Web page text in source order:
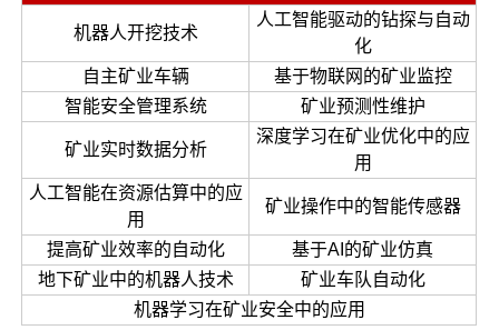
机器人开挖技术
人工智能驱动的钻探与自动
化
自主矿业车辆
基于物联网的矿业监控
智能安全管理系统
矿业预测性维护
矿业实时数据分析
深度学习在矿业优化中的应
用
人工智能在资源估算中的应
用
矿业操作中的智能传感器
提高矿业效率的自动化
基于AI的矿业仿真
地下矿业中的机器人技术
矿业车队自动化
机器学习在矿业安全中的应用